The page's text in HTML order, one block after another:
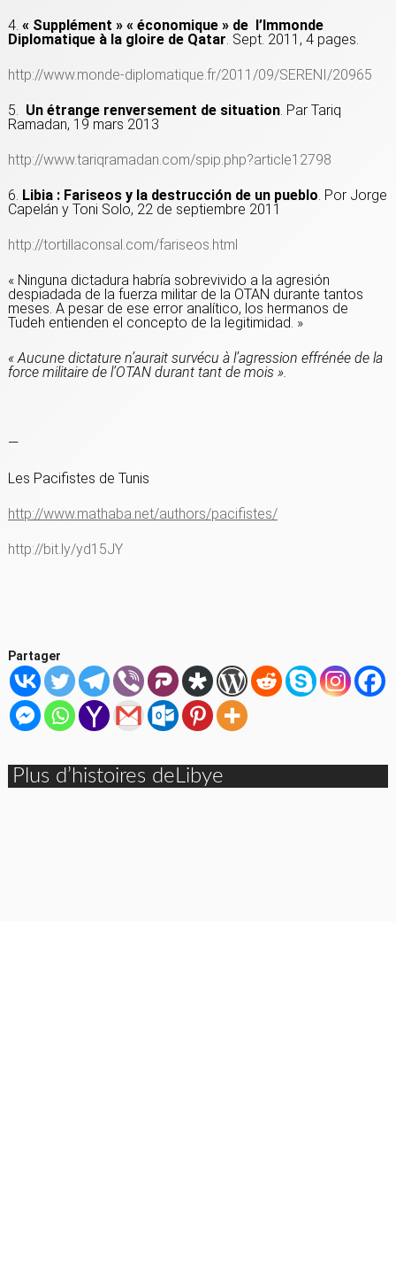
4. « Supplément » « économique » de l’Immonde
Diplomatique à la gloire de Qatar. Sept. 2011, 4 pages.
http://www.monde-diplomatique.fr/2011/09/SERENI/20965
5. Un étrange renversement de situation. Par Tariq
Ramadan, 19 mars 2013
http://www.tariqramadan.com/spip.php?article12798
6. Libia : Fariseos y la destrucción de un pueblo. Por Jorge
Capelán y Toni Solo, 22 de septiembre 2011
http://tortillaconsal.com/fariseos.html
« Ninguna dictadura habría sobrevivido a la agresión
despiadada de la fuerza militar de la OTAN durante tantos
meses. A pesar de ese error analítico, los hermanos de
Tudeh entienden el concepto de la legitimidad. »
« Aucune dictature n’aurait survécu à l’agression effrénée de la
force militaire de l’OTAN durant tant de mois ».
—
Les Pacifistes de Tunis
http://www.mathaba.net/authors/pacifistes/
http://bit.ly/yd15JY
Partager
Plus d’histoires deLibye